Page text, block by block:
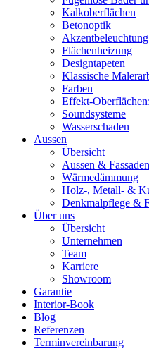
Kalkoberflächen
Betonoptik
Akzentbeleuchtung
Flächenheizung
Designtapeten
Klassische
Farben
Effekt-
Soundsysteme
Wasserschaden
Aussen
Übersicht
Aussen &
Wärmedämmung
Holz-, Metall- &
Denkmalpflege &
Über uns
Übersicht
Unternehmen
Team
Karriere
Showroom
Garantie
Interior-Book
Blog
Referenzen
Terminvereinbarung